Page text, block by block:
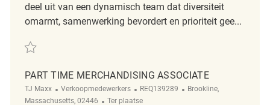
deel uit van een dynamisch team dat diversiteit
omarmt, samenwerking bevordert en prioriteit gee...
Redden Part Time Merchandising Associate REQ121216
PART TIME MERCHANDISING ASSOCIATE
TJ Maxx Categorie
Verkoopmedewerkers ReqId
REQ139289 Plaats
Brookline,
Massachusetts, 02446
Afgelegen
Ter plaatse